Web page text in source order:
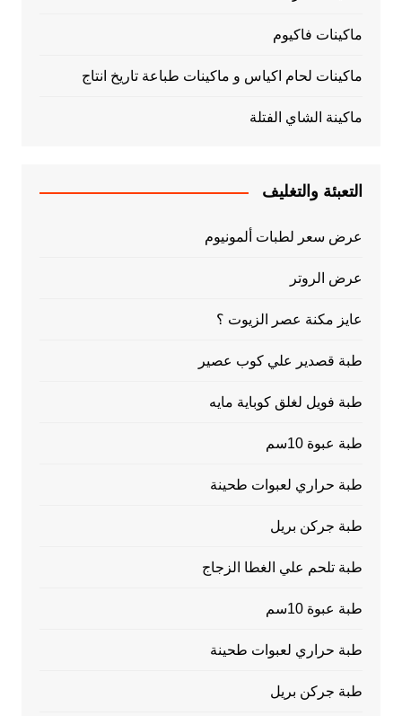
ماكينات فاكيوم
ماكينات لحام اكياس و ماكينات طباعة تاريخ انتاج
ماكينة الشاي الفتلة
التعبئة والتغليف
عرض سعر لطبات ألمونيوم
عرض الروتر
عايز مكنة عصر الزيوت ؟
طبة قصدير علي كوب عصير
طبة فويل لغلق كوباية مايه
طبة عبوة 10سم
طبة حراري لعبوات طحينة
طبة جركن بريل
طبة تلحم علي الغطا الزجاج
طبة عبوة 10سم
طبة حراري لعبوات طحينة
طبة جركن بريل